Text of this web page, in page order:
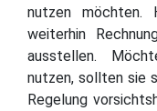
nutzen möchten.
weiterhin
ausstellen.
nutzen, sollten sie
Regelung